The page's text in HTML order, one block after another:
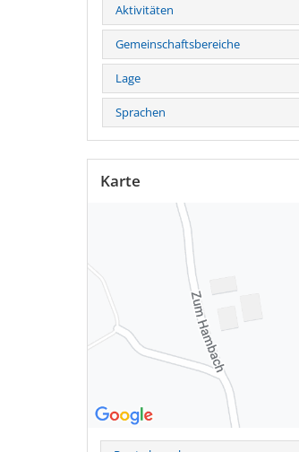
Aktivitäten
Gemeinschaftsbereiche
Lage
Sprachen
Karte